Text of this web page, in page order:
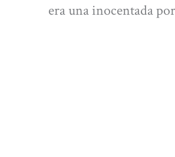
era una inocentada